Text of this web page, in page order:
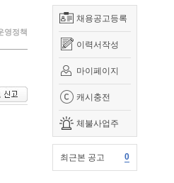
채용공고등록
이력서작성
마이페이지
캐시충전
체불사업주
최근본 공고 0
영정책